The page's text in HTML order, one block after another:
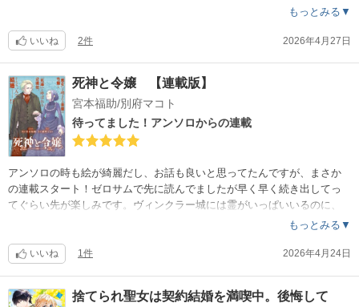
もっとみる▼
いいね 2件 2026年4月27日
死神と令嬢 【連載版】
宮本福助/別府マコト
待ってました！アンソロからの連載
アンソロの時も絵が綺麗だし、お話も良いと思ってたんですが、まさか
の連載スタート！ゼロサムで先に読んでましたが早く早く続き出してっ
てぐらい先が楽しみです。ヴィンクラー城には霊がいっぱいいるのに、
ヴィンクラー卿には霊が付いてないとか、まだまだ秘密がありそう。
もっとみる▼
いいね 1件 2026年4月24日
捨てられ聖女は契約結婚を満喫中。後悔して